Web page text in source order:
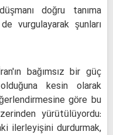
doğru tanıma
vurgulayarak şunları
bağımsız bir güç
kesin olarak
göre bu
yürütülüyordu:
ilerleyişini durdurmak,